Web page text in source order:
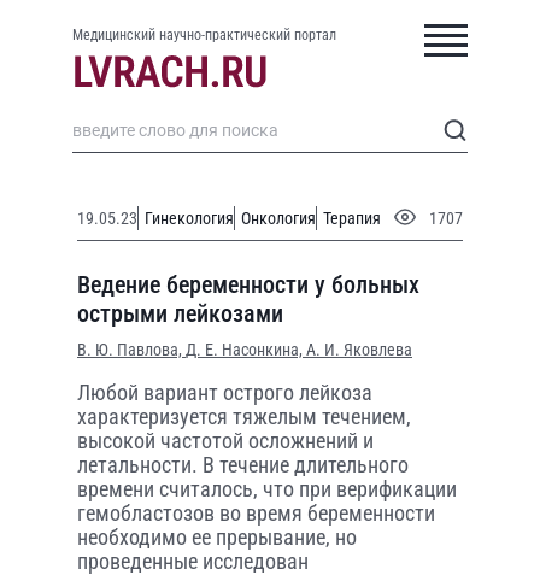
Медицинский научно-практический портал
19.05.23 Гинекология Онкология Терапия 1707
Ведение беременности у больных
острыми лейкозами
В. Ю. Павлова, Д. Е. Насонкина, А. И. Яковлева
Любой вариант острого лейкоза
характеризуется тяжелым течением,
высокой частотой осложнений и
летальности. В течение длительного
времени считалось, что при верификации
гемобластозов во время беременности
необходимо ее прерывание, но
проведенные исследован